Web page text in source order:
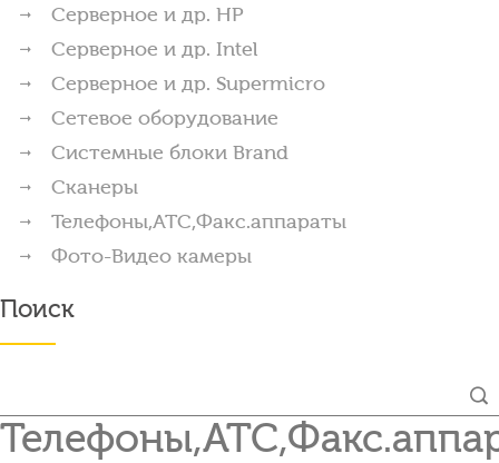
Серверное и др. HP
Серверное и др. Intel
Серверное и др. Supermicro
Сетевое оборудование
Системные блоки Brand
Сканеры
Телефоны,АТС,Факс.аппараты
Фото-Видео камеры
Поиск